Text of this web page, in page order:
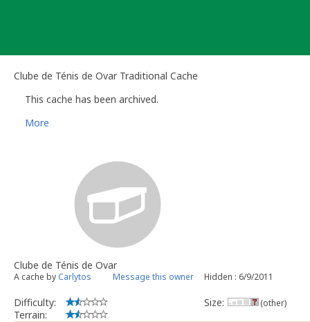
Clube de Ténis de Ovar Traditional Cache
This cache has been archived.
More
Clube de Ténis de Ovar
A cache by Carlytos Message this owner Hidden : 6/9/2011
Difficulty:
Terrain:
Size: (other)